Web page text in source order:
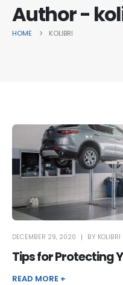
Author -
HOME KOLIBRI
DECEMBER 29, 2020 BY KOLIBRI
Tips for Protecting
READ MORE +